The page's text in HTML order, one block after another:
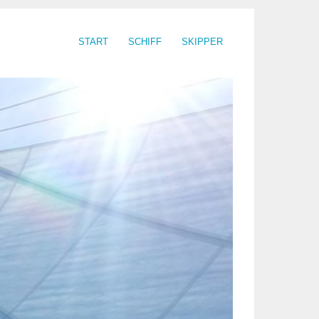
START SCHIFF SKIPPER